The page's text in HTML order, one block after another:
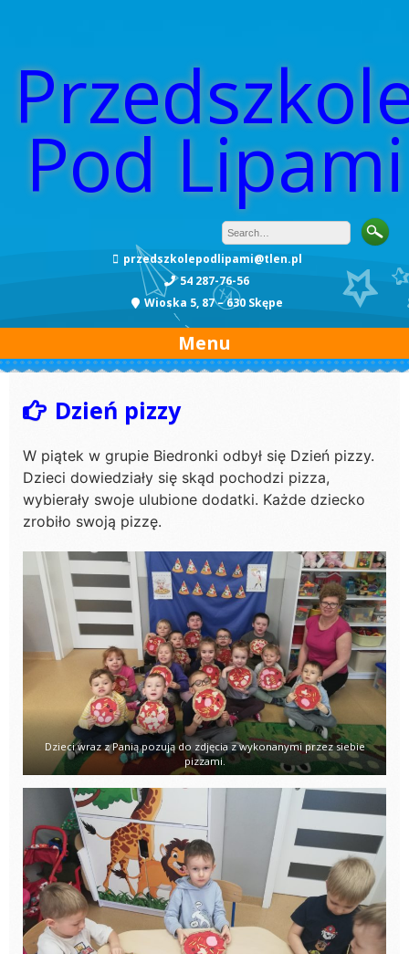
Pod Lipami
przedszkolepodlipami@tlen.pl
54 287-76-56
Wioska 5, 87 – 630 Skępe
Menu
Dzień pizzy
W piątek w grupie Biedronki odbył się Dzień pizzy.
Dzieci dowiedziały się skąd pochodzi pizza,
wybierały swoje ulubione dodatki. Każde dziecko
zrobiło swoją pizzę.
Dzieci wraz z Panią pozują do zdjęcia z wykonanymi przez siebie
pizzami.